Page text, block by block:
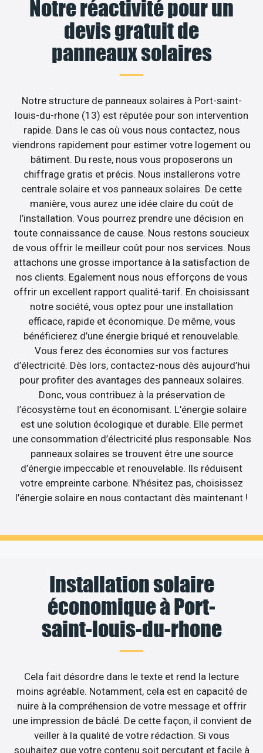
Notre réactivité pour un
devis gratuit de
panneaux solaires
Notre structure de panneaux solaires à Port-saint-
louis-du-rhone (13) est réputée pour son intervention
rapide. Dans le cas où vous nous contactez, nous
viendrons rapidement pour estimer votre logement ou
bâtiment. Du reste, nous vous proposerons un
chiffrage gratis et précis. Nous installerons votre
centrale solaire et vos panneaux solaires. De cette
manière, vous aurez une idée claire du coût de
l’installation. Vous pourrez prendre une décision en
toute connaissance de cause. Nous restons soucieux
de vous offrir le meilleur coût pour nos services. Nous
attachons une grosse importance à la satisfaction de
nos clients. Egalement nous nous efforçons de vous
offrir un excellent rapport qualité-tarif. En choisissant
notre société, vous optez pour une installation
efficace, rapide et économique. De même, vous
bénéficierez d’une énergie briqué et renouvelable.
Vous ferez des économies sur vos factures
d’électricité. Dès lors, contactez-nous dès aujourd’hui
pour profiter des avantages des panneaux solaires.
Donc, vous contribuez à la préservation de
l’écosystème tout en économisant. L’énergie solaire
est une solution écologique et durable. Elle permet
une consommation d’électricité plus responsable. Nos
panneaux solaires se trouvent être une source
d’énergie impeccable et renouvelable. Ils réduisent
votre empreinte carbone. N’hésitez pas, choisissez
l’énergie solaire en nous contactant dès maintenant !
Installation solaire
économique à Port-
saint-louis-du-rhone
Cela fait désordre dans le texte et rend la lecture
moins agréable. Notamment, cela est en capacité de
nuire à la compréhension de votre message et offrir
une impression de bâclé. De cette façon, il convient de
veiller à la qualité de votre rédaction. Si vous
souhaitez que votre contenu soit percutant et facile à